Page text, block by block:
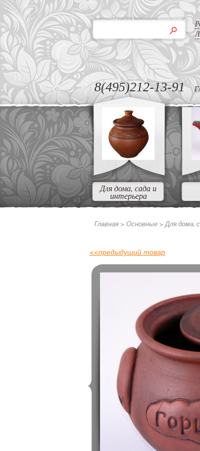
8(495)212-13-91
Для дома, сада и
интерьера
Главная > Основные >Для дома,
<<предыдущий товар